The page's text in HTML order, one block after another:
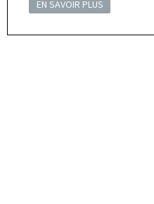
EN SAVOIR PLUS